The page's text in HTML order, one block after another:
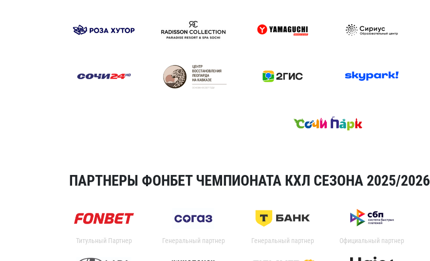
ПАРТНЕРЫ ФОНБЕТ ЧЕМПИОНАТА КХЛ СЕЗОНА 2025/2026
Титульный Партнер Генеральный партнер Генеральный партнер Официальный партнер